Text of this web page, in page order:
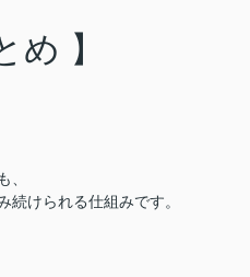
め 】
、
続けられる仕組みです。